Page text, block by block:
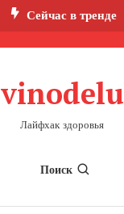
Сейчас в тренде
vinodelu
Лайфхак здоровья
Поиск